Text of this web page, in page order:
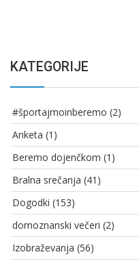
KATEGORIJE
#športajmoinberemo (2)
Anketa (1)
Beremo dojenčkom (1)
Bralna srečanja (41)
Dogodki (153)
domoznanski večeri (2)
Izobraževanja (56)